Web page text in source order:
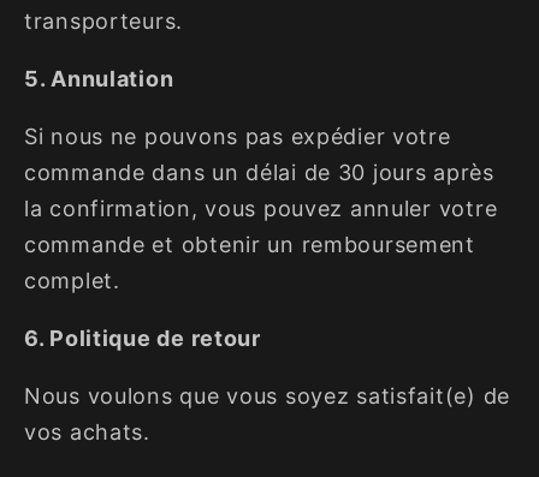
transporteurs.
5. Annulation
Si nous ne pouvons pas expédier votre
commande dans un délai de 30 jours après
la confirmation, vous pouvez annuler votre
commande et obtenir un remboursement
complet.
6. Politique de retour
Nous voulons que vous soyez satisfait(e) de
vos achats.